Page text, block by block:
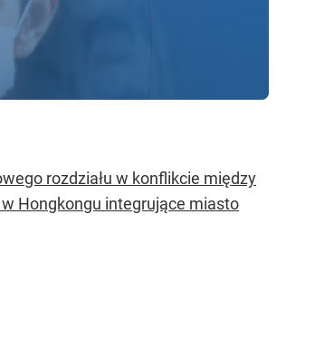
rozdziału w konflikcie między
Hongkongu integrujące miasto